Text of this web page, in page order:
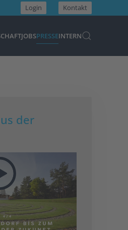
Login Kontakt
JOBSPRESSEINTERN
der